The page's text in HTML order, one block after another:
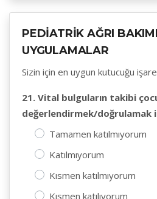
PEDİATRİK AĞRI
UYGULAMALAR
Sizin için en uygun kutucuğu
21. Vital bulguların takibi
değerlendirmek/doğrulamak
Tamamen katılmıyorum
Katılmıyorum
Kısmen katılmıyorum
Kısmen katılıyorum